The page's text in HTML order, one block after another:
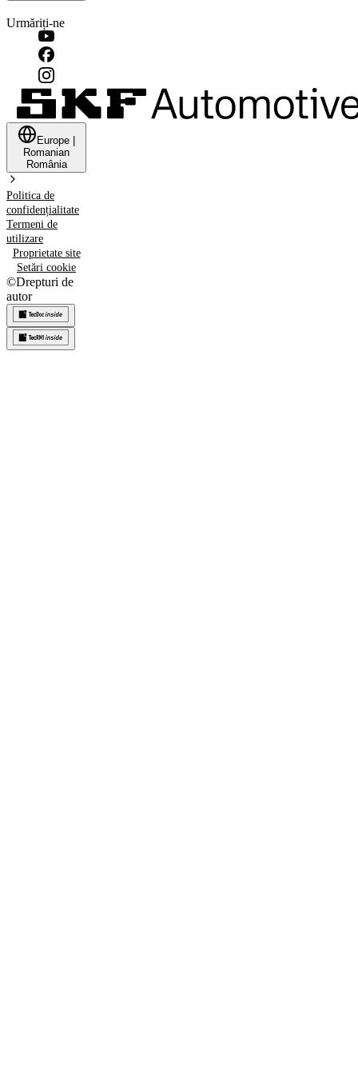
Urmăriți-ne
Europe
Romanian
România
Politica de
confidențialitate
Termeni de
utilizare
Proprietate site
Setări cookie
©Drepturi de
autor